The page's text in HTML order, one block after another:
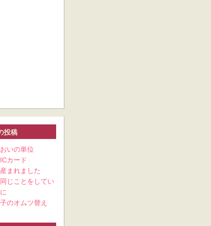
投稿
いの単位
カード
まれました
じことをしてい
のオムツ替え